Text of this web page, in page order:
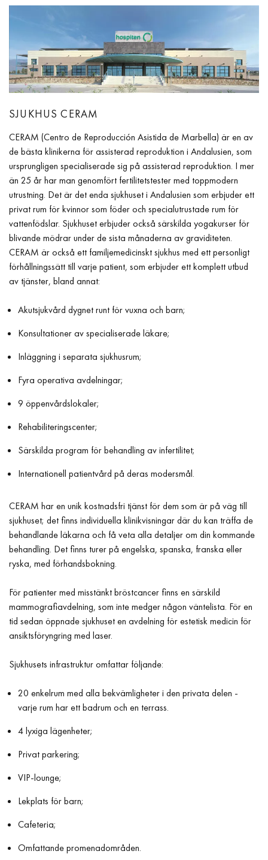
SJUKHUS CERAM
CERAM (Centro de Reproducción Asistida de Marbella) är en av
de bästa klinikerna för assisterad reproduktion i Andalusien, som
ursprungligen specialiserade sig på assisterad reproduktion. I mer
än 25 år har man genomfört fertilitetstester med toppmodern
utrustning. Det är det enda sjukhuset i Andalusien som erbjuder ett
privat rum för kvinnor som föder och specialutrustade rum för
vattenfödslar. Sjukhuset erbjuder också särskilda yogakurser för
blivande mödrar under de sista månaderna av graviditeten.
CERAM är också ett familjemedicinskt sjukhus med ett personligt
förhållningssätt till varje patient, som erbjuder ett komplett utbud
av tjänster, bland annat:
Akutsjukvård dygnet runt för vuxna och barn;
Konsultationer av specialiserade läkare;
Inläggning i separata sjukhusrum;
Fyra operativa avdelningar;
9 öppenvårdslokaler;
Rehabiliteringscenter;
Särskilda program för behandling av infertilitet;
Internationell patientvård på deras modersmål.
CERAM har en unik kostnadsfri tjänst för dem som är på väg till
sjukhuset; det finns individuella klinikvisningar där du kan träffa de
behandlande läkarna och få veta alla detaljer om din kommande
behandling. Det finns turer på engelska, spanska, franska eller
ryska, med förhandsbokning.
För patienter med misstänkt bröstcancer finns en särskild
mammografiavdelning, som inte medger någon väntelista. För en
tid sedan öppnade sjukhuset en avdelning för estetisk medicin för
ansiktsföryngring med laser.
Sjukhusets infrastruktur omfattar följande:
20 enkelrum med alla bekvämligheter i den privata delen -
varje rum har ett badrum och en terrass.
4 lyxiga lägenheter;
Privat parkering;
VIP-lounge;
Lekplats för barn;
Cafeteria;
Omfattande promenadområden.